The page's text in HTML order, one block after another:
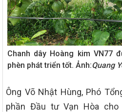
Chanh dây Hoàng kim VN77
phèn phát triển tốt. Ảnh:Quang
Ông Võ Nhật Hùng, Phó
phần Đầu tư Vạn Hòa cho